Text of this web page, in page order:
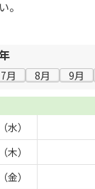
。
7月 8月 9月
水）
木）
金）